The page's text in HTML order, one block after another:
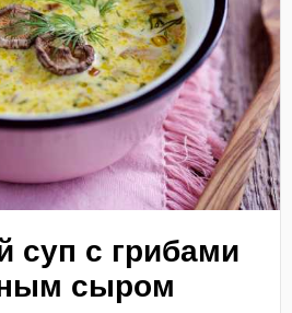
суп с грибами
сыром